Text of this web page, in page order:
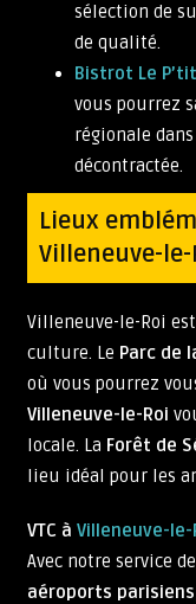
sélection de
de qualité.
Bistrot Le
vous pourrez
régionale
décontractée.
Lieux
Villeneuve-le-
Villeneuve-le-Roi
culture. Le Parc de
où vous pourrez
Villeneuve-le-Roi
locale. La Forêt de
lieu idéal pour les
VTC à Villeneuve-le-
Avec notre service de
aéroports parisiens